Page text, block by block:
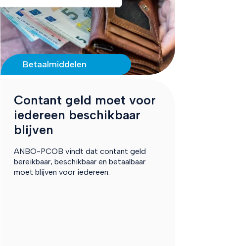
Betaalmiddelen
Contant geld moet voor
iedereen beschikbaar
blijven
ANBO-PCOB vindt dat contant geld
bereikbaar, beschikbaar en betaalbaar
moet blijven voor iedereen.